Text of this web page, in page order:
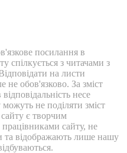
посилання в
спілкується з читачами з
на листи
не обов'язково. За зміст
несе
не поділяти зміст
є творчим
сайту, не
та відображають лише нашу